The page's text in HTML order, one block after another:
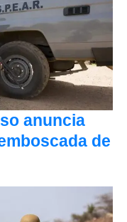
anuncia
de